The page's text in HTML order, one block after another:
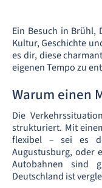
Ein Besuch in Brühl,
Kultur, Geschichte
es dir, diese
eigenen Tempo zu
Warum einen
Die
strukturiert. Mit
flexibel – sei es
Augustusburg, oder
Autobahnen sind
Deutschland ist